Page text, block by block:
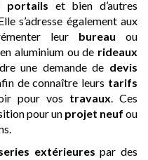
portails et bien d’autres
s’adresse également aux
leur bureau ou
aluminium ou de rideaux
une demande de devis
de connaître leurs tarifs
pour vos travaux. Ces
pour un projet neuf ou
extérieures par des